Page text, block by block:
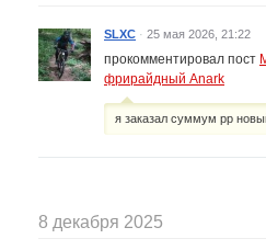
SLXC · 25 мая 2026, 21:22
прокомментировал пост
фрирайдный Anark
я заказал суммум рр
8 декабря 2025